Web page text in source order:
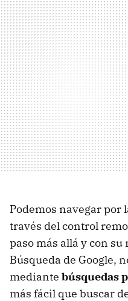
Podemos navegar por
través del control
paso más allá y con
Búsqueda de Google,
mediante búsquedas
más fácil que buscar